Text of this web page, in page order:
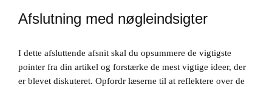
Afslutning med nøgleindsigter
I dette afsluttende afsnit skal du opsummere de vigtigste
pointer fra din artikel og forstærke de mest vigtige ideer, der
er blevet diskuteret. Opfordr læserne til at reflektere over de